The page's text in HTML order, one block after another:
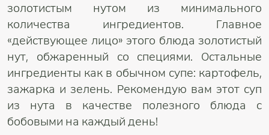
золотистым нутом из минимального
количества ингредиентов. Главное
«действующее лицо» этого блюда золотистый
нут, обжаренный со специями. Остальные
ингредиенты как в обычном супе: картофель,
зажарка и зелень. Рекомендую вам этот суп
из нута в качестве полезного блюда с
бобовыми на каждый день!